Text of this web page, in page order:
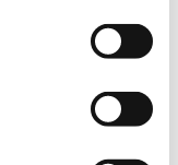
spisebord inkl. 2